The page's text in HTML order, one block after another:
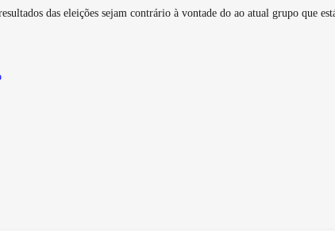
das eleições sejam contrário à vontade do ao atual grupo que